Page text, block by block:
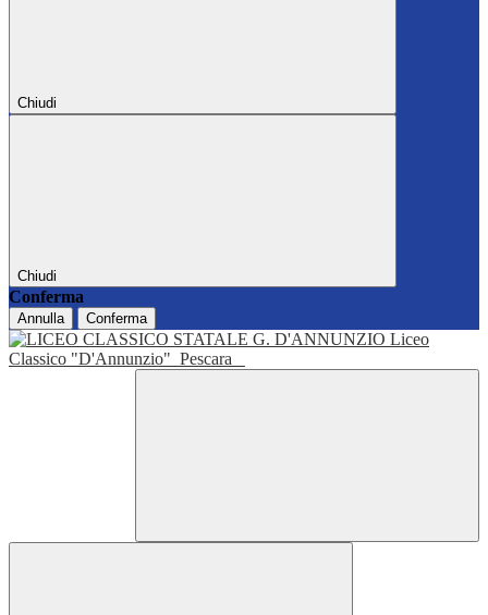
Chiudi
Chiudi
Conferma
Annulla Conferma
Liceo
Classico "D'Annunzio" Pescara